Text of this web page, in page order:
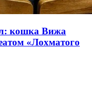
кошка Вижа
«Лохматого